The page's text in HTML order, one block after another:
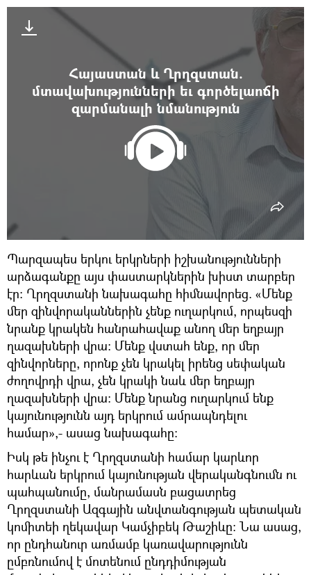
Հայաստան և Ղրղզստան.
մտավախությունների եւ գործելաոճի
զարմանալի նմանություն
Պարզապես երկու երկրների իշխանությունների
արձագանքը այս փաստարկներին խիստ տարբեր
էր։ Ղրղզստանի նախագահը հիմնավորեց. «Մենք
մեր զինվորականներին չենք ուղարկում, որպեսզի
նրանք կրակեն հանրահավաք անող մեր եղբայր
ղազախների վրա։ Մենք վստահ ենք, որ մեր
զինվորները, որոնք չեն կրակել իրենց սեփական
ժողովրդի վրա, չեն կրակի նաև մեր եղբայր
ղազախների վրա։ Մենք նրանց ուղարկում ենք
կայունությունն այդ երկրում ամրապնդելու
համար»,- ասաց նախագահը։
Իսկ թե ինչու է Ղրղզստանի համար կարևոր
հարևան երկրում կայունության վերականգնումն ու
պահպանումը, մանրամասն բացատրեց
Ղրղզստանի Ազգային անվտանգության պետական
կոմիտեի ղեկավար Կամչիբեկ Թաշիևը։ Նա ասաց,
որ ընդհանուր առմամբ կառավարությունն
ըմբռնումով է մոտենում ընդդիմության